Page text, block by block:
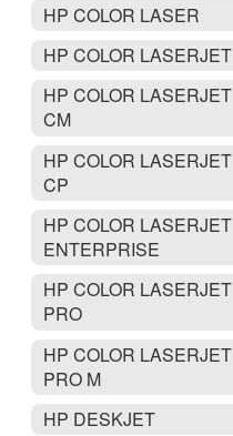
HP COLOR LASER
HP COLOR LASERJET
HP COLOR LASERJET
CM
HP COLOR LASERJET
CP
HP COLOR LASERJET
ENTERPRISE
HP COLOR LASERJET
PRO
HP COLOR LASERJET
PRO M
HP DESKJET